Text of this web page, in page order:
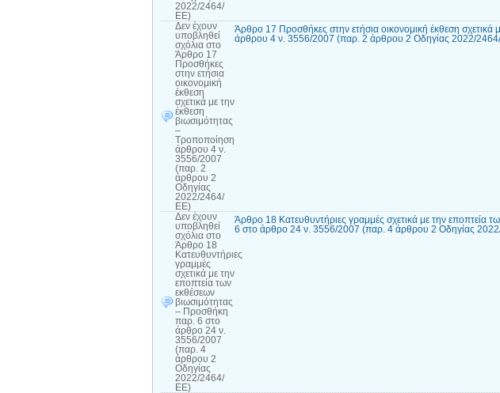
2022/2464/
ΕΕ)
Δεν έχουν
υποβληθεί
σχόλια στο
Άρθρο 17
Προσθήκες
στην ετήσια
οικονομική
έκθεση
σχετικά με την
έκθεση
βιωσιμότητας
–
Τροποποίηση
άρθρου 4 ν.
3556/2007
(παρ. 2
άρθρου 2
Οδηγίας
2022/2464/
ΕΕ)
Άρθρο 17 Προσθήκες στην ετήσια οικονομική έκθεση
άρθρου 4 ν. 3556/2007 (παρ. 2 άρθρου 2 Οδηγίας 2022/
Δεν έχουν
υποβληθεί
σχόλια στο
Άρθρο 18
Κατευθυντήριες
γραμμές
σχετικά με την
εποπτεία των
εκθέσεων
βιωσιμότητας
– Προσθήκη
παρ. 6 στο
άρθρο 24 ν.
3556/2007
(παρ. 4
άρθρου 2
Οδηγίας
2022/2464/
ΕΕ)
Άρθρο 18 Κατευθυντήριες γραμμές σχετικά με την εποπτεία
6 στο άρθρο 24 ν. 3556/2007 (παρ. 4 άρθρου 2 Οδηγίας